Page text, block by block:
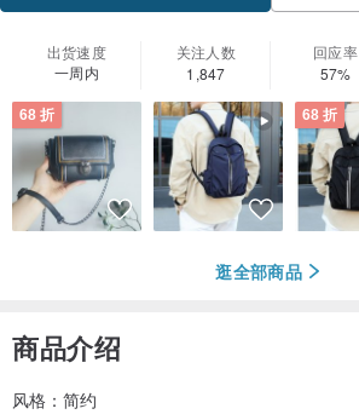
出货速度
一周内
关注人数
1,847
回应率
57%
68 折 68 折
逛全部商品
商品介绍
风格：简约